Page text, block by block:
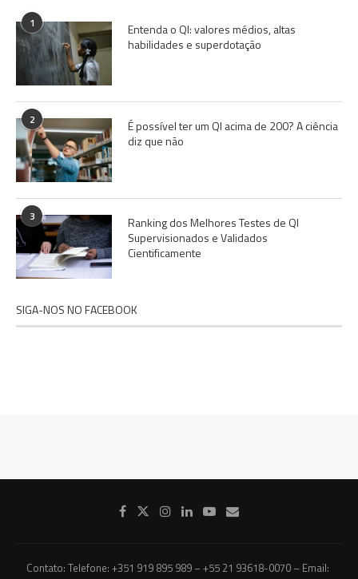
1
Entenda o QI: valores médios, altas
habilidades e superdotação
2
É possível ter um QI acima de 200? A ciência
diz que não
3
Ranking dos Melhores Testes de QI
Supervisionados e Validados
Cientificamente
SIGA-NOS NO FACEBOOK
Contato: Telefone: +351 919 895 989 – +55 21 93618-0070 – Email: